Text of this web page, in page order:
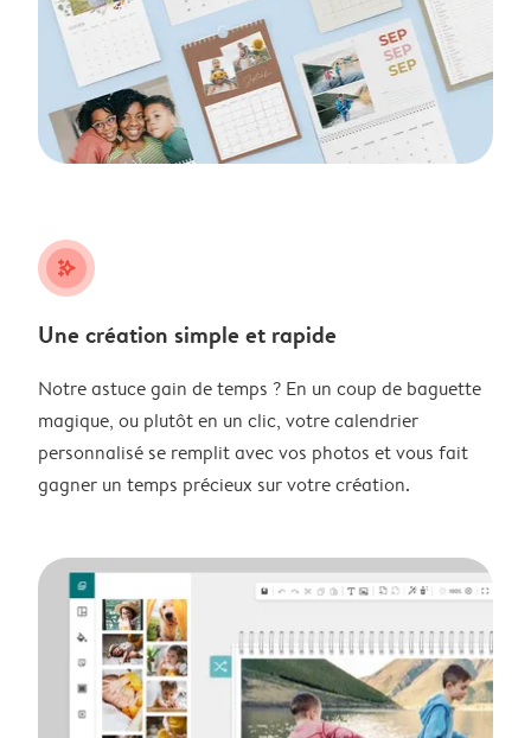
stars_plus
Une création simple et rapide
Notre astuce gain de temps ? En un coup de baguette
magique, ou plutôt en un clic, votre calendrier
personnalisé se remplit avec vos photos et vous fait
gagner un temps précieux sur votre création.